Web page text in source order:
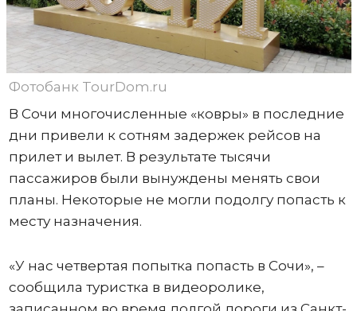
Фотобанк TourDom.ru
В Сочи многочисленные «ковры» в последние
дни привели к сотням задержек рейсов на
прилет и вылет. В результате тысячи
пассажиров были вынуждены менять свои
планы. Некоторые не могли подолгу попасть к
месту назначения.
«У нас четвертая попытка попасть в Сочи», –
сообщила туристка в видеоролике,